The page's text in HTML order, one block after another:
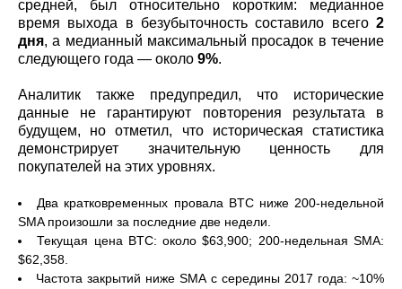
средней, был относительно коротким: медианное
время выхода в безубыточность составило всего 2
дня, а медианный максимальный просадок в течение
следующего года — около 9%.
Аналитик также предупредил, что исторические
данные не гарантируют повторения результата в
будущем, но отметил, что историческая статистика
демонстрирует значительную ценность для
покупателей на этих уровнях.
Два кратковременных провала BTC ниже 200‑недельной
SMA произошли за последние две недели.
Текущая цена BTC: около $63,900; 200‑недельная SMA:
$62,358.
Частота закрытий ниже SMA с середины 2017 года: ~10%